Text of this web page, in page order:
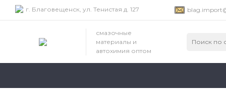
г. Благовещенск, ул. Тенистая д. 127
смазочные
материалы и
автохимия оптом